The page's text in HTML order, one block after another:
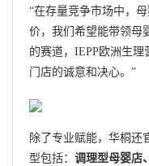
“在存量竞争市场中，
价，我们希望能带领母
的赛道，IEPP欧洲生
门店的诚意和决心。”
除了专业赋能，华桐还
型包括： 调理型母婴店